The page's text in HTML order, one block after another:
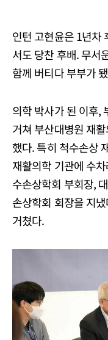
인턴 고현윤은 1년차
서도 당찬 후배. 무서
함께 버티다 부부가
의학 박사가 된 이후,
거쳐 부산대병원 재
했다. 특히 척수손상
재활의학 기관에 수
수손상학회 부회장,
손상학회 회장을 지
거쳤다.